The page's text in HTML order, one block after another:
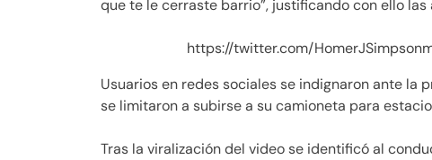
que te le cerraste barrio”, justificando con ello
https://twitter.com/
Usuarios en redes sociales se indignaron ante la
se limitaron a subirse a su camioneta para
Tras la viralización del video se identificó al